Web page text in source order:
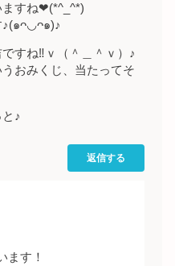
ますね❤︎(*^_^*)
♪(๑ᴖ◡ᴖ๑)♪
すね‼︎ｖ（＾＿＾ｖ）♪
おみくじ、当たってそ
♪
返信する
ます！